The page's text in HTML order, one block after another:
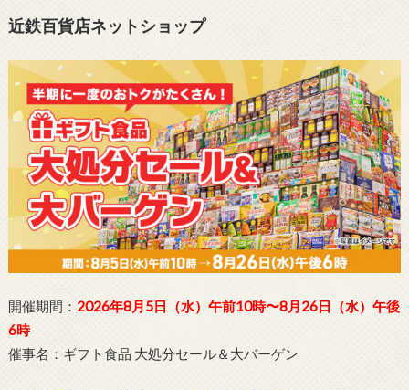
近鉄百貨店ネットショップ
開催期間： 2026年8月5日（水）午前10時〜8月26日（水）午後
6時
催事名：ギフト食品 大処分セール＆大バーゲン